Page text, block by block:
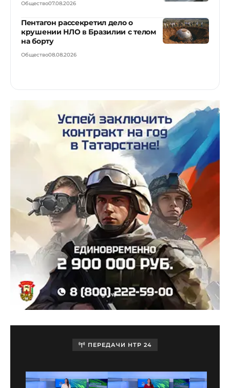
Общество07.08.2026
Пентагон рассекретил дело о
крушении НЛО в Бразилии с телом
на борту
Общество08.08.2026
ПЕРЕДАЧИ НТР 24